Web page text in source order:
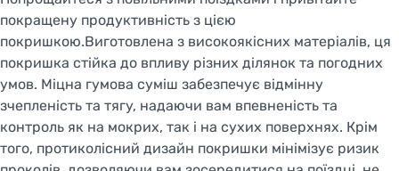
покращену продуктивність з цією
покришкою.Виготовлена з високоякісних матеріалів, ця
покришка стійка до впливу різних ділянок та погодних
умов. Міцна гумова суміш забезпечує відмінну
зчепленість та тягу, надаючи вам впевненість та
контроль як на мокрих, так і на сухих поверхнях. Крім
того, протиколісний дизайн покришки мінімізує ризик